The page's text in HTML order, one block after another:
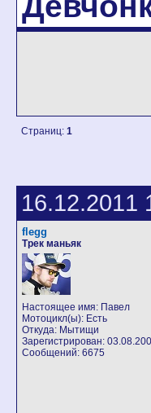
Страниц: 1
16.12.2011
flegg
Трек маньяк
Настоящее имя: Павел
Мотоцикл(ы): Есть
Откуда: Мытищи
Зарегистрирован:
Сообщений: 6675